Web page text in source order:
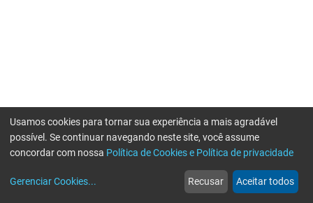
web
Notícias
more_horiz
Mais
Usamos cookies para tornar sua experiência a mais agradável
possível. Se continuar navegando neste site, você assume
concordar com nossa Política de Cookies e Política de privacidade
Gerenciar Cookies... Recusar Aceitar todos
Erro ao enviar informações, por favor tente novamente